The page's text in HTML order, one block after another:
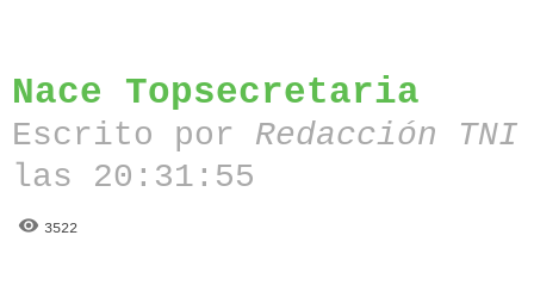
Nace Topsecretaria
Escrito por Redacción
las 20:31:55
3522